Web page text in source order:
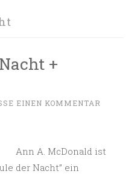
+
EINEN KOMMENTAR
Ann A. McDonald ist
der Nacht” ein